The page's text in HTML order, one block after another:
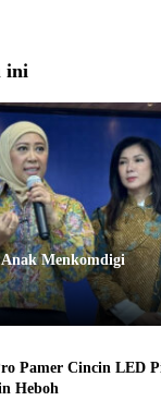
ini
Anak Menkomdigi
Pamer Cincin LED
Heboh